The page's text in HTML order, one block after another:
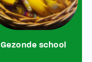
Gezonde school